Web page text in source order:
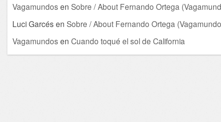
Vagamundos en Sobre / About Fernando Ortega
Luci Garcés en Sobre / About Fernando Ortega
Vagamundos en Cuando toqué el sol de California